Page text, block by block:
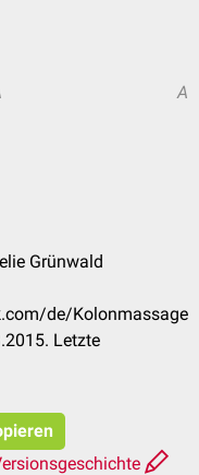
A
Grünwald
de/Kolonmassage
Letzte